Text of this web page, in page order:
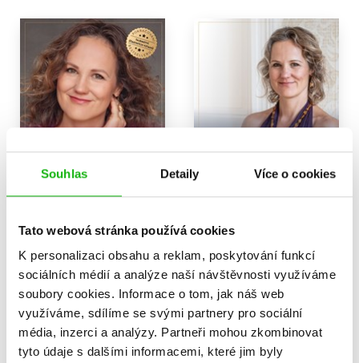
Souhlas Detaily Více o cookies
Tato webová stránka používá cookies
K personalizaci obsahu a reklam, poskytování funkcí
sociálních médií a analýze naší návštěvnosti využíváme
soubory cookies. Informace o tom, jak náš web
využíváme, sdílíme se svými partnery pro sociální
média, inzerci a analýzy. Partneři mohou zkombinovat
tyto údaje s dalšími informacemi, které jim byly
Tajemství lásky k sobě
Denisa Říha Palečková
319 Kč399 Kč
Do košíku
Tajemství šťastných vztahů
Denisa Říha Palečková
319 Kč 399 Kč
Do košíku